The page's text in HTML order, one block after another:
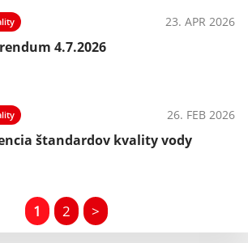
23. APR 2026
4.7.2026
26. FEB 2026
štandardov kvality vody
1 2 >